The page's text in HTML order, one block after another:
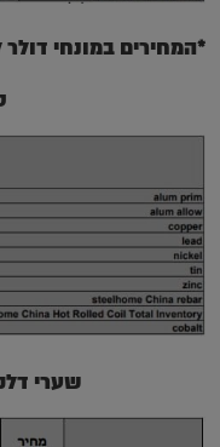
*המחירים במונחי דולר
שערי